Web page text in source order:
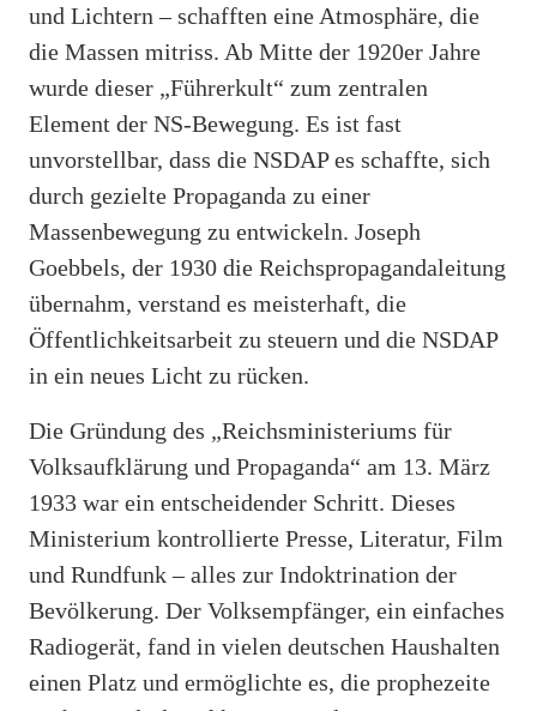
und Lichtern – schafften eine Atmosphäre, die
die Massen mitriss. Ab Mitte der 1920er Jahre
wurde dieser „Führerkult“ zum zentralen
Element der NS-Bewegung. Es ist fast
unvorstellbar, dass die NSDAP es schaffte, sich
durch gezielte Propaganda zu einer
Massenbewegung zu entwickeln. Joseph
Goebbels, der 1930 die Reichspropagandaleitung
übernahm, verstand es meisterhaft, die
Öffentlichkeitsarbeit zu steuern und die NSDAP
in ein neues Licht zu rücken.
Die Gründung des „Reichsministeriums für
Volksaufklärung und Propaganda“ am 13. März
1933 war ein entscheidender Schritt. Dieses
Ministerium kontrollierte Presse, Literatur, Film
und Rundfunk – alles zur Indoktrination der
Bevölkerung. Der Volksempfänger, ein einfaches
Radiogerät, fand in vielen deutschen Haushalten
einen Platz und ermöglichte es, die prophezeite